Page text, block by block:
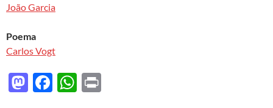
João Garcia
Poema
Carlos Vogt
M F
W